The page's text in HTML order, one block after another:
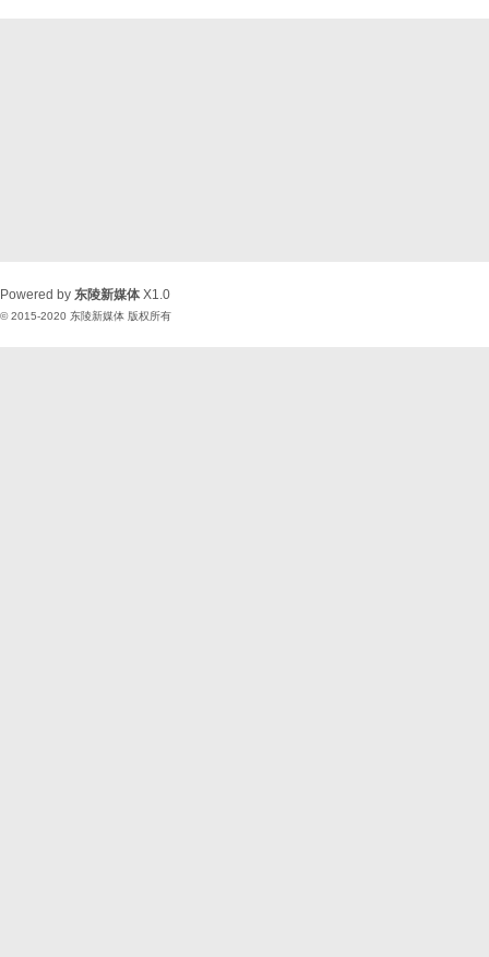
Powered by 东陵新媒体 X1.0
© 2015-2020 东陵新媒体 版权所有